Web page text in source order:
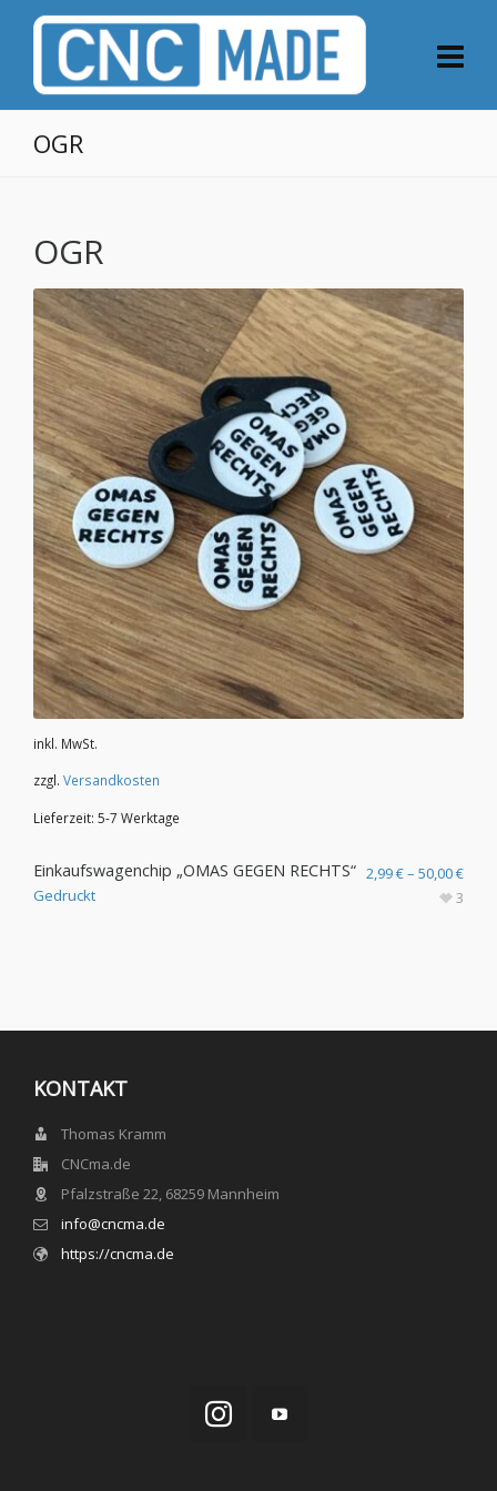
OGR
OGR
inkl. MwSt.
zzgl. Versandkosten
Lieferzeit: 5-7 Werktage
Einkaufswagenchip „OMAS GEGEN RECHTS“
Gedruckt
2,99€– 50,00€
3
KONTAKT
Thomas Kramm
CNCma.de
Pfalzstraße 22, 68259 Mannheim
info@cncma.de
https://cncma.de